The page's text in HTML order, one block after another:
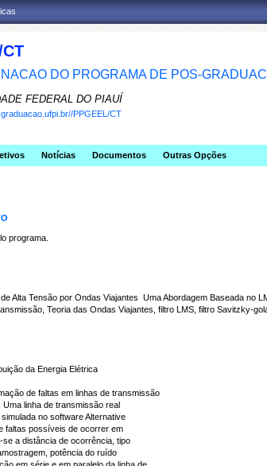
DO PROGRAMA DE POS-
FEDERAL DO PIAUÍ
PPGEEL/CT
Notícias Documentos Outras Opções
programa.
Alta Tensão por Ondas Viajantes  Uma Abordagem Baseada no
Teoria das Ondas Viajantes, filtro LMS, filtro Savitzky-
da Energia Elétrica
de faltas em linhas de transmissão
linha de transmissão real
no software Alternative
faltas possíveis de ocorrer em
a distância de ocorrência, tipo
potência do ruído